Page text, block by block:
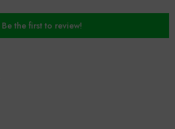
Be the first to review!